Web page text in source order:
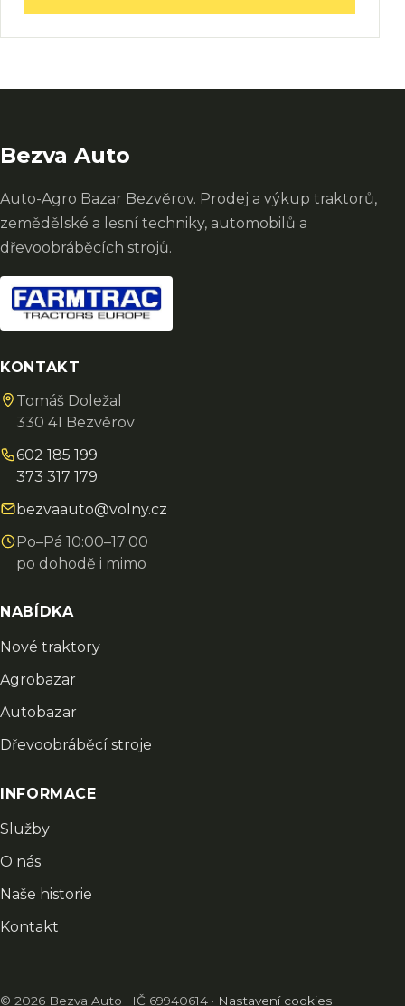
Bezva Auto
Auto-Agro Bazar Bezvěrov. Prodej a výkup traktorů,
zemědělské a lesní techniky, automobilů a
dřevoobráběcích strojů.
KONTAKT
Tomáš Doležal
330 41 Bezvěrov
602 185 199
373 317 179
bezvaauto@volny.cz
Po–Pá 10:00–17:00
po dohodě i mimo
NABÍDKA
Nové traktory
Agrobazar
Autobazar
Dřevoobráběcí stroje
INFORMACE
Služby
O nás
Naše historie
Kontakt
© 2026 Bezva Auto · IČ 69940614 · Nastavení cookies